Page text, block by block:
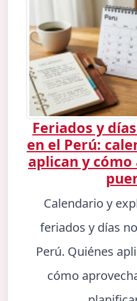
Feriados y
en el Perú:
aplican y
Calendario y
feriados y días
Perú. Quiénes
cómo